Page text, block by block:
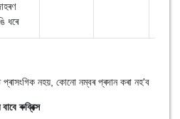
ধৰে
প্ৰাসংগিক নহয়, কোনো নম্বৰ প্ৰদান কৰা নহ'ব
ৰুব্ৰিক্স